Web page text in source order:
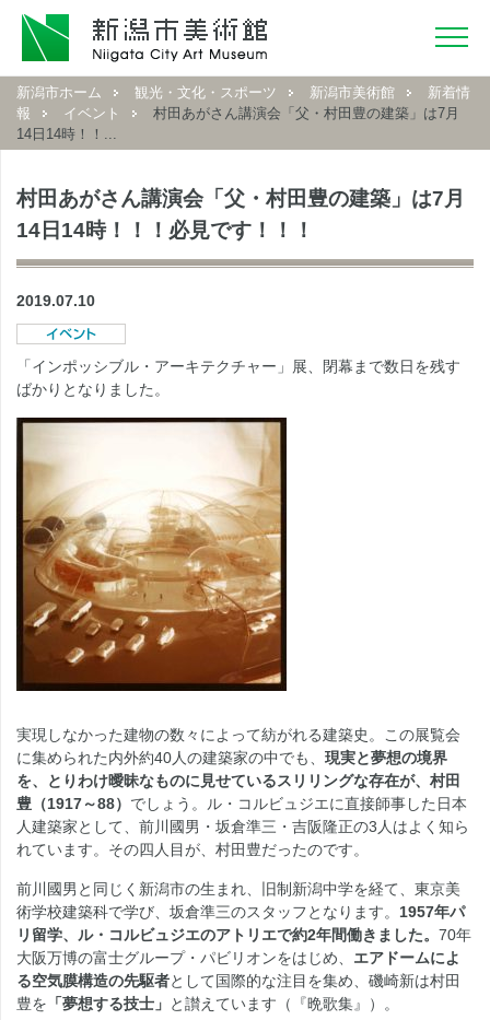
新潟市ホーム 観光・文化・スポーツ 新潟市美術館
新着情
報
イベント
村田あがさん講演会「父・村田豊の建築」は7月
14日14時！！...
村田あがさん講演会「父・村田豊の建築」は7月
14日14時！！！必見です！！！
2019.07.10
「インポッシブル・アーキテクチャー」展、閉幕まで数日を残す
ばかりとなりました。
実現しなかった建物の数々によって紡がれる建築史。この展覧会
に集められた内外約40人の建築家の中でも、 現実と夢想の境界
を、とりわけ曖昧なものに見せているスリリングな存在が、村田
豊（1917～88） でしょう。ル・コルビュジエに直接師事した日本
人建築家として、前川國男・坂倉準三・吉阪隆正の3人はよく知ら
れています。その四人目が、村田豊だったのです。
前川國男と同じく新潟市の生まれ、旧制新潟中学を経て、東京美
術学校建築科で学び、坂倉準三のスタッフとなります。 1957年パ
リ留学、ル・コルビュジエのアトリエで約2年間働きました。 70年
大阪万博の富士グループ・パビリオンをはじめ、 エアドームによ
る空気膜構造の先駆者として国際的な注目を集め、磯崎新は村田
豊を 「夢想する技士」 と讃えています（『晩歌集』）。